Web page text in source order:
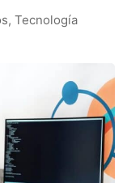
, Tecnología